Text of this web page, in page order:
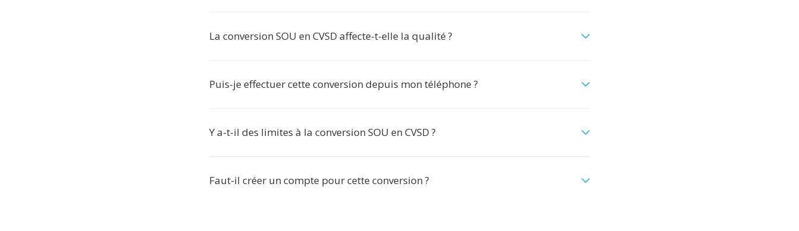
La conversion SOU en CVSD affecte-t-elle la qualité ?
Puis-je effectuer cette conversion depuis mon téléphone ?
Y a-t-il des limites à la conversion SOU en CVSD ?
Faut-il créer un compte pour cette conversion ?